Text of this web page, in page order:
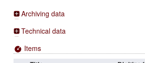
Archiving data
Technical data
Items